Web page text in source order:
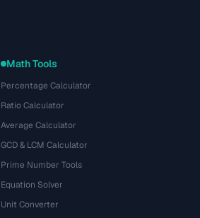
Math Tools
Percentage Calculator
Ratio Calculator
Average Calculator
GCD & LCM Calculator
Prime Number Tools
Equation Solver
Unit Converter